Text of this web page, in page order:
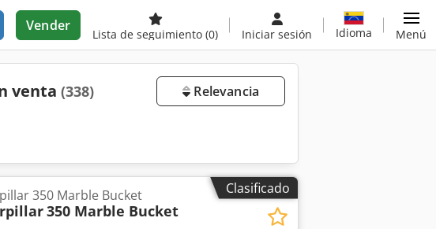
Vender
Lista de seguimiento (0) Iniciar sesión Idioma Menú
venta (338) Relevancia
Clasificado
350 Marble Bucket
350 Marble Bucket